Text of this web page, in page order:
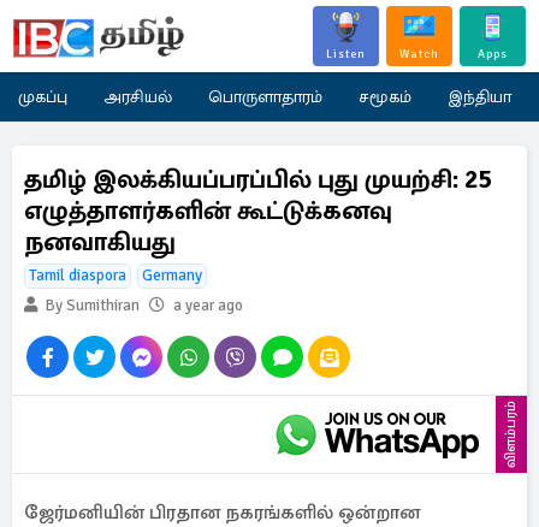
Listen Watch Apps
முகப்பு அரசியல் பொருளாதாரம் சமூகம் இந்தியா
தமிழ் இலக்கியப்பரப்பில் புது முயற்சி: 25
எழுத்தாளர்களின் கூட்டுக்கனவு
நனவாகியது
Tamil diaspora
Germany
By Sumithiran
a year ago
விளம்பரம்
ஜேர்மனியின் பிரதான நகரங்களில் ஒன்றான